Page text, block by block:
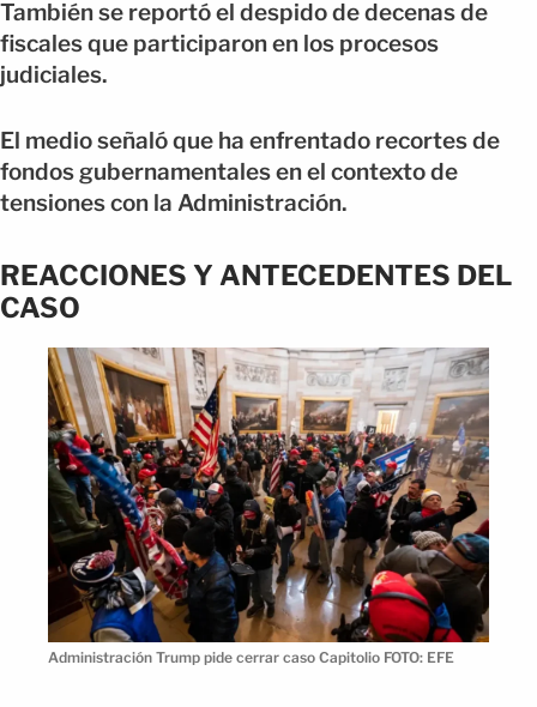
También se reportó el despido de decenas de
fiscales que participaron en los procesos
judiciales.
El medio señaló que ha enfrentado recortes de
fondos gubernamentales en el contexto de
tensiones con la Administración.
REACCIONES Y ANTECEDENTES DEL
CASO
Administración Trump pide cerrar caso Capitolio FOTO: EFE